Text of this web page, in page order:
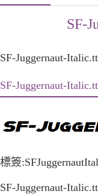
SF-
SF-Juggernaut-
SF-Juggernaut-
標簽
SF-Juggernaut-